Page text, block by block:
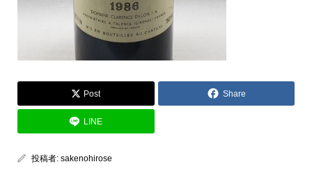
Post Share
LINE
投稿者: sakenohirose